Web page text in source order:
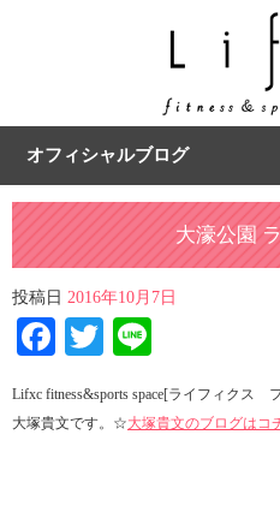
オフィシャルブログ
大濠公園
投稿日 2016年10月7日
Facebook
Twitter
Lifxc fitness&sports space[ライフィク
大塚貴文です。☆大塚貴文のブログはコ